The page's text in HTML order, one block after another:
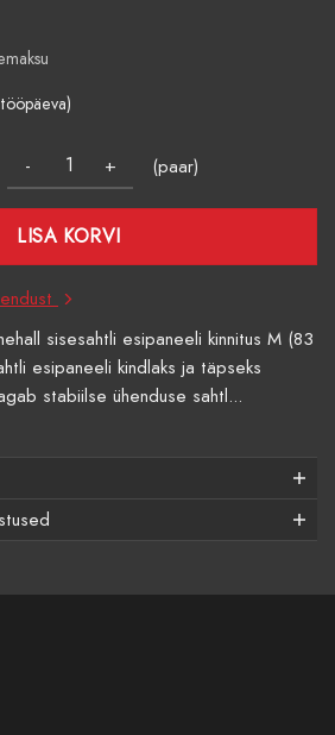
(paar)
LISA KORVI
sisesahtli esipaneeli kinnitus M (83
esipaneeli kindlaks ja täpseks
stabiilse ühenduse sahtl...